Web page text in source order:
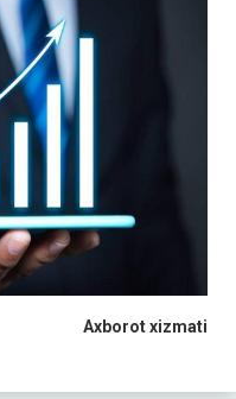
Axborot xizmati